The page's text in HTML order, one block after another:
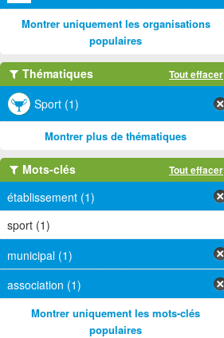
Montrer uniquement les organisations
populaires
Thématiques Tout effacer
Sport (1)
Montrer plus de thématiques
Mots-clés Tout effacer
établissement (1)
sport (1)
municipal (1)
association (1)
Montrer uniquement les mots-clés
populaires